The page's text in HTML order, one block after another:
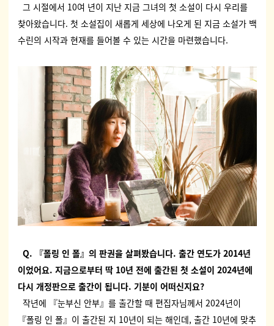
그 시절에서 10여 년이 지난 지금 그녀의 첫 소설이 다시 우리를
찾아왔습니다. 첫 소설집이 새롭게 세상에 나오게 된 지금 소설가 백
수린의 시작과 현재를 들어볼 수 있는 시간을 마련했습니다.
Q. 『폴링 인 폴』 의 판권을 살펴봤습니다. 출간 연도가 2014년
이었어요. 지금으로부터 딱 10년 전에 출간된 첫 소설이 2024년에
다시 개정판으로 출간이 됩니다. 기분이 어떠신지요?
작년에 『눈부신 안부』를 출간할 때 편집자님께서 2024년이
『폴링 인 폴』이 출간된 지 10년이 되는 해인데, 출간 10년에 맞추